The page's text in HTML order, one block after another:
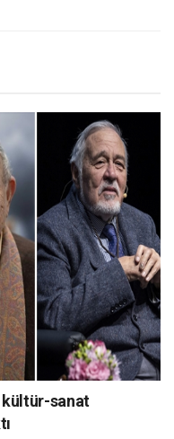
kültür-sanat